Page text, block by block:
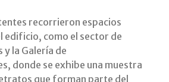
recorrieron espacios
edificio, como el sector de
y la Galería de
donde se exhibe una muestra
que forman parte del